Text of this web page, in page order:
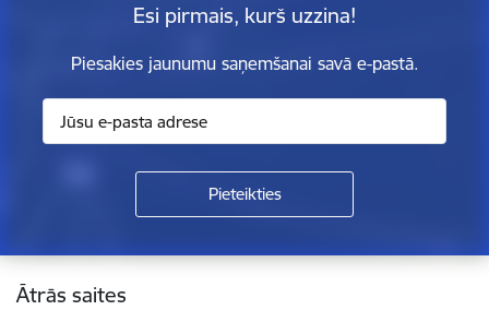
Esi pirmais, kurš uzzina!
Piesakies jaunumu saņemšanai savā e-pastā.
Kājene
Ātrās saites